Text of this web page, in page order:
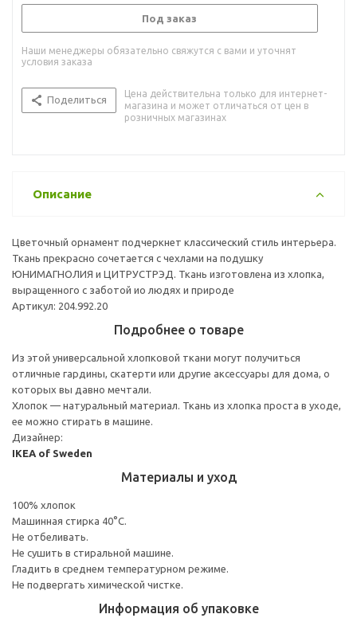
Под заказ
Наши менеджеры обязательно свяжутся с вами и уточнят
условия заказа
Поделиться
Цена действительна только для интернет-
магазина и может отличаться от цен в
розничных магазинах
Описание
Цветочный орнамент подчеркнет классический стиль интерьера.
Ткань прекрасно сочетается с чехлами на подушку
ЮНИМАГНОЛИЯ и ЦИТРУСТРЭД. Ткань изготовлена из хлопка,
выращенного с заботой ио людях и природе
Артикул: 204.992.20
Подробнее о товаре
Из этой универсальной хлопковой ткани могут получиться
отличные гардины, скатерти или другие аксессуары для дома, о
которых вы давно мечтали.
Хлопок — натуральный материал. Ткань из хлопка проста в уходе,
ее можно стирать в машине.
Дизайнер:
IKEA of Sweden
Материалы и уход
100% хлопок
Машинная стирка 40°С.
Не отбеливать.
Не сушить в стиральной машине.
Гладить в среднем температурном режиме.
Не подвергать химической чистке.
Информация об упаковке